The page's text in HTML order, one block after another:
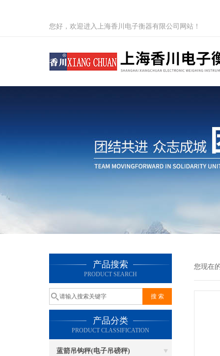
您好，欢迎进入上海香川电子衡器有限公司网站！
产品搜索
PRODUCT SEARCH
产品分类
PRODUCT CLASSIFICATION
蓝箭吊钩秤(电子吊磅秤)
您现在